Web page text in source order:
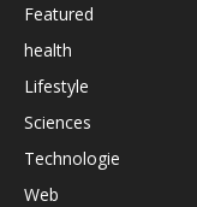
Featured
health
Lifestyle
Sciences
Technologie
Web